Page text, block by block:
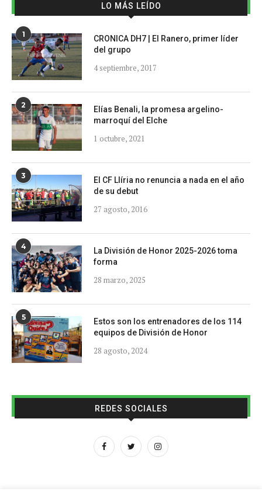
LO MÁS LEÍDO
1
CRONICA DH7 | El Ranero, primer líder
del grupo
4 septiembre, 2017
2
Elías Benali, la promesa argelino-
marroquí del Elche
1 octubre, 2021
3
El CF Llíria no renuncia a nada en el año
de su debut
27 agosto, 2016
4
La División de Honor 2025-2026 toma
forma
28 marzo, 2025
5
Estos son los entrenadores de los 114
equipos de División de Honor
28 agosto, 2024
REDES SOCIALES